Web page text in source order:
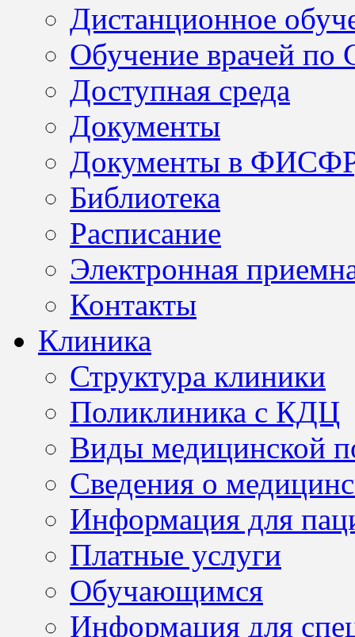
Дистанционное
Обучение врачей по
Доступная среда
Документы
Документы в
Библиотека
Расписание
Электронная
Контакты
Клиника
Структура клиники
Поликлиника с КДЦ
Виды медицинской
Сведения о
Информация для
Платные услуги
Обучающимся
Информация для